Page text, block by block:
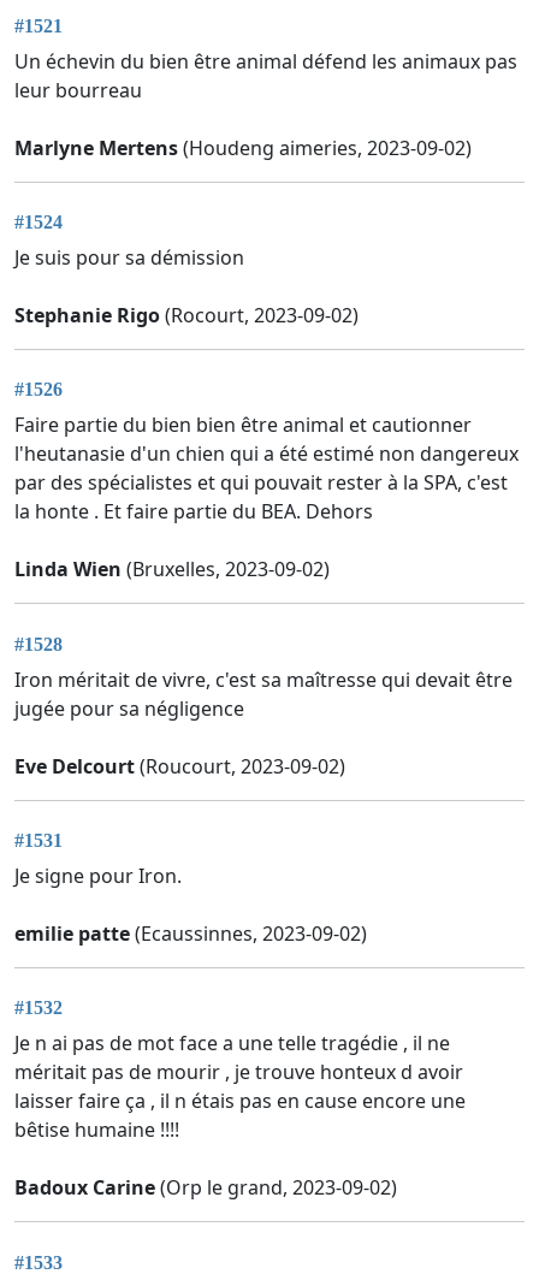
#1521
Un échevin du bien être animal défend les animaux pas
leur bourreau
Marlyne Mertens(Houdeng aimeries, 2023-09-02)
#1524
Je suis pour sa démission
Stephanie Rigo(Rocourt, 2023-09-02)
#1526
Faire partie du bien bien être animal et cautionner
l'heutanasie d'un chien qui a été estimé non dangereux
par des spécialistes et qui pouvait rester à la SPA, c'est
la honte . Et faire partie du BEA. Dehors
Linda Wien (Bruxelles, 2023-09-02)
#1528
Iron méritait de vivre, c'est sa maîtresse qui devait être
jugée pour sa négligence
Eve Delcourt(Roucourt, 2023-09-02)
#1531
Je signe pour Iron.
emilie patte(Ecaussinnes, 2023-09-02)
#1532
Je n ai pas de mot face a une telle tragédie , il ne
méritait pas de mourir , je trouve honteux d avoir
laisser faire ça , il n étais pas en cause encore une
bêtise humaine !!!!
Badoux Carine(Orp le grand, 2023-09-02)
#1533